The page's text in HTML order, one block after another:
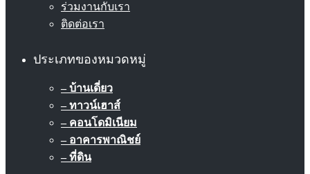
ร่วมงานกับเรา
ติดต่อเรา
ประเภทของหมวดหมู่
– บ้านเดี่ยว
– ทาวน์เฮาส์
– คอนโดมิเนียม
– อาคารพาณิชย์
– ที่ดิน